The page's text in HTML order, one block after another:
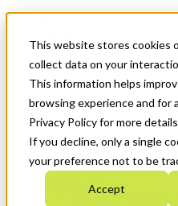
This website stores cookies
collect data on your
This information helps
browsing experience and for
Privacy Policy for more
If you decline, only a single
your preference not to be
Accept
News & Events
Get Started
Menu
Who We Are
Strategic Plan 2026-